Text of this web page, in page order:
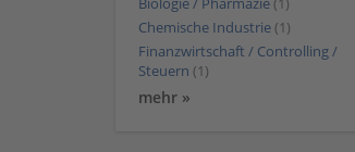
Chemische Industrie (1)
Finanzwirtschaft / Controlling /
Steuern (1)
mehr »